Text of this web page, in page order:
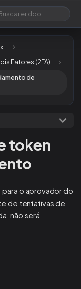
Fatores (2FA)
de
token
o aprovador do
de tentativas de
não será